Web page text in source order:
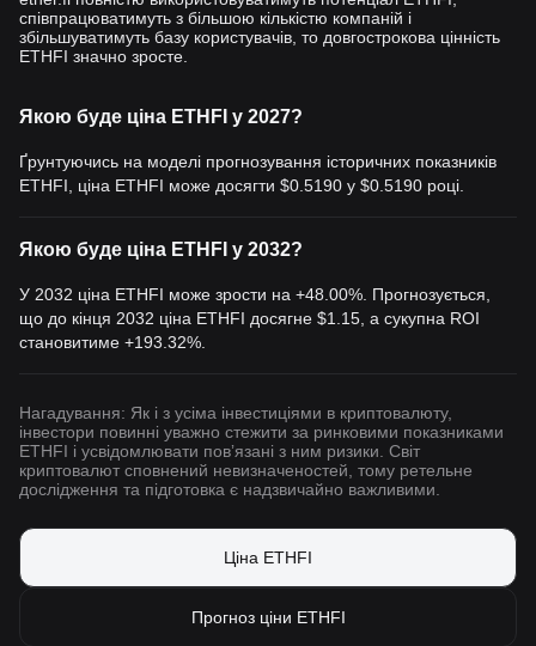
продовжувати відображати її стійкість, інновації та зростаюче
визнання блокчейн-технологій у розширенні функціональності
Web3 і прийнятті криптовалют.
виникнути питання: де купитиCelestia
безпечну та зручну платформу для криптоентузіастів.
Схожі статті про Ethereum
Etherfi (ETHFI): Нове визначення стейкінгу Ethereum
співпрацюватимуть з більшою кількістю компаній і
збільшуватимуть базу користувачів, то довгострокова цінність
ETHFI значно зросте.
Якою буде ціна ETHFI у 2027?
Ґрунтуючись на моделі прогнозування історичних показників
ETHFI, ціна ETHFI може досягти $0.5190 у $0.5190 році.
Якою буде ціна ETHFI у 2032?
У 2032 ціна ETHFI може зрости на +48.00%. Прогнозується,
що до кінця 2032 ціна ETHFI досягне $1.15 , а сукупна ROI
становитиме +193.32%.
Нагадування: Як і з усіма інвестиціями в криптовалюту,
інвестори повинні уважно стежити за ринковими показниками
ETHFI і усвідомлювати повʼязані з ним ризики. Світ
криптовалют сповнений невизначеностей, тому ретельне
дослідження та підготовка є надзвичайно важливими.
Ціна ETHFI
Прогноз ціни ETHFI